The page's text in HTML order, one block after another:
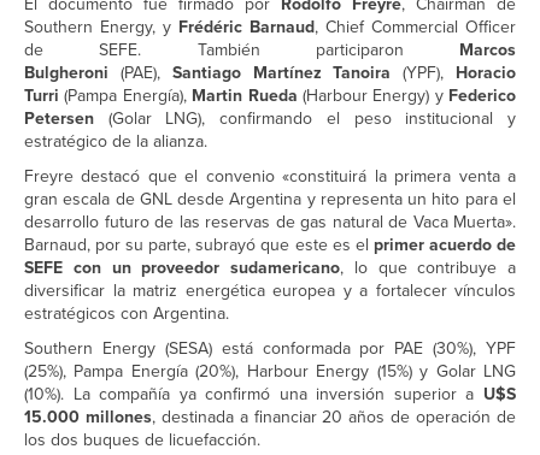
Southern Energy, y Frédéric Barnaud, Chief Commercial Officer
de SEFE. También participaron Marcos
Bulgheroni (PAE), Santiago Martínez Tanoira (YPF), Horacio
Turri (Pampa Energía), Martin Rueda (Harbour Energy) y Federico
Petersen (Golar LNG), confirmando el peso institucional y
estratégico de la alianza.
Freyre destacó que el convenio «constituirá la primera venta a
gran escala de GNL desde Argentina y representa un hito para el
desarrollo futuro de las reservas de gas natural de Vaca Muerta».
Barnaud, por su parte, subrayó que este es el primer acuerdo de
SEFE con un proveedor sudamericano, lo que contribuye a
diversificar la matriz energética europea y a fortalecer vínculos
estratégicos con Argentina.
Southern Energy (SESA) está conformada por PAE (30%), YPF
(25%), Pampa Energía (20%), Harbour Energy (15%) y Golar LNG
(10%). La compañía ya confirmó una inversión superior a U$S
15.000 millones, destinada a financiar 20 años de operación de
los dos buques de licuefacción.